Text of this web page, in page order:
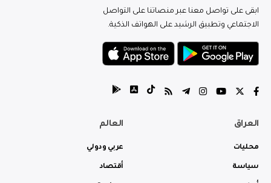
ابقى على تواصل معنا عبر منصاتنا على التواصل
الاجتماعي وتطبيق الرشيد على الهواتف الذكية.
العراق
محليات
سياسة
العالم
عربي ودولي
أقتصاد